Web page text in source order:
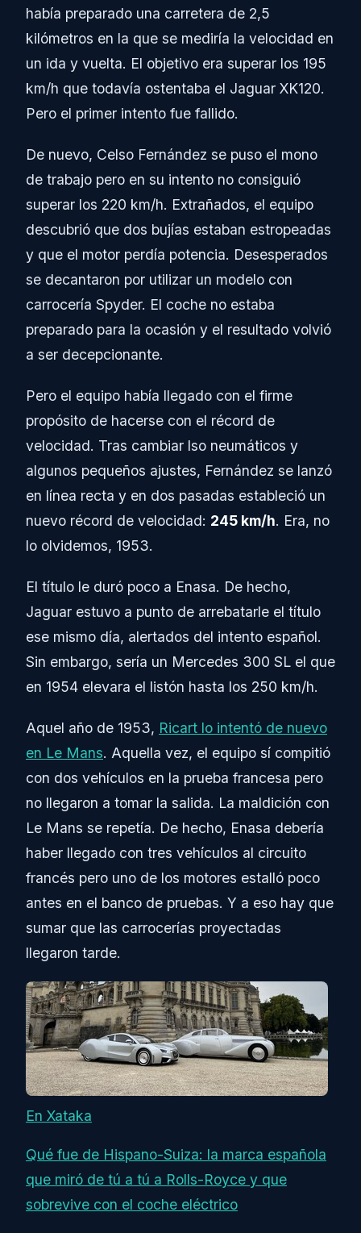
había preparado una carretera de 2,5
kilómetros en la que se mediría la velocidad en
un ida y vuelta. El objetivo era superar los 195
km/h que todavía ostentaba el Jaguar XK120.
Pero el primer intento fue fallido.
De nuevo, Celso Fernández se puso el mono
de trabajo pero en su intento no consiguió
superar los 220 km/h. Extrañados, el equipo
descubrió que dos bujías estaban estropeadas
y que el motor perdía potencia. Desesperados
se decantaron por utilizar un modelo con
carrocería Spyder. El coche no estaba
preparado para la ocasión y el resultado volvió
a ser decepcionante.
Pero el equipo había llegado con el firme
propósito de hacerse con el récord de
velocidad. Tras cambiar lso neumáticos y
algunos pequeños ajustes, Fernández se lanzó
en línea recta y en dos pasadas estableció un
nuevo récord de velocidad: 245 km/h. Era, no
lo olvidemos, 1953.
El título le duró poco a Enasa. De hecho,
Jaguar estuvo a punto de arrebatarle el título
ese mismo día, alertados del intento español.
Sin embargo, sería un Mercedes 300 SL el que
en 1954 elevara el listón hasta los 250 km/h.
Aquel año de 1953, Ricart lo intentó de nuevo
en Le Mans. Aquella vez, el equipo sí compitió
con dos vehículos en la prueba francesa pero
no llegaron a tomar la salida. La maldición con
Le Mans se repetía. De hecho, Enasa debería
haber llegado con tres vehículos al circuito
francés pero uno de los motores estalló poco
antes en el banco de pruebas. Y a eso hay que
sumar que las carrocerías proyectadas
llegaron tarde.
En Xataka
Qué fue de Hispano-Suiza: la marca española
que miró de tú a tú a Rolls-Royce y que
sobrevive con el coche eléctrico